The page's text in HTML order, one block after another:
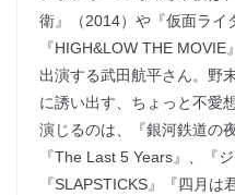
衛』（2014）や『仮面ライ
『HIGH&LOW THE
出演する武田航平さん。野
に誘い出す、ちょっと不愛
演じるのは、『銀河鉄道の
『The Last 5 Years』、『
『SLAPSTICKS』『四月は